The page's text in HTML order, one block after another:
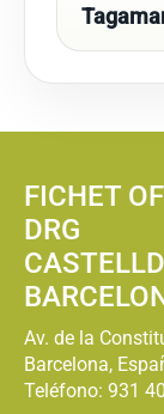
FICHET
DRG
Av. de la
Barcelona,
Teléfono: 931